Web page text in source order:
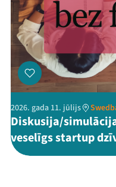
2026. gada 11. jūlijs
Diskusija/
veselīgs startup